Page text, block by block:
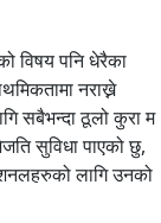
विषय पनि धेरैका
नराख्ने
सबैभन्दा ठूलो कुरा म
सुविधा पाएको छु,
लागि उनको